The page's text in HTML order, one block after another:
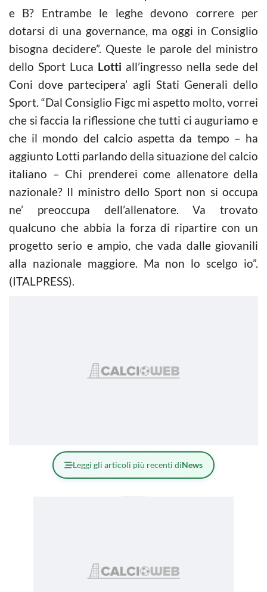
e B? Entrambe le leghe devono correre per
dotarsi di una governance, ma oggi in Consiglio
bisogna decidere”. Queste le parole del ministro
dello Sport Luca Lotti all’ingresso nella sede del
Coni dove partecipera’ agli Stati Generali dello
Sport. “Dal Consiglio Figc mi aspetto molto, vorrei
che si faccia la riflessione che tutti ci auguriamo e
che il mondo del calcio aspetta da tempo – ha
aggiunto Lotti parlando della situazione del calcio
italiano – Chi prenderei come allenatore della
nazionale? Il ministro dello Sport non si occupa
ne’ preoccupa dell’allenatore. Va trovato
qualcuno che abbia la forza di ripartire con un
progetto serio e ampio, che vada dalle giovanili
alla nazionale maggiore. Ma non lo scelgo io”.
(ITALPRESS).
Leggi gli articoli più recenti diNews